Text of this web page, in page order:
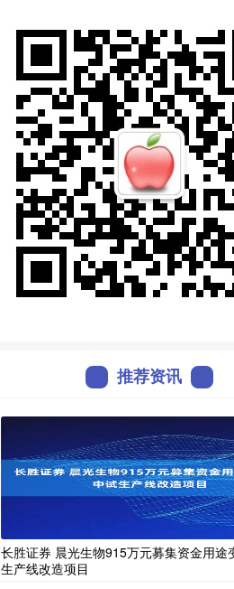
推荐资讯
长胜证券 晨光生物915万元募集资金用途
生产线改造项目